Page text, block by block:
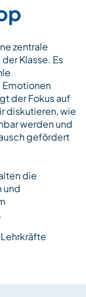
zentrale
Klasse. Es
Emotionen
der Fokus auf
diskutieren, wie
werden und
gefördert
die
und